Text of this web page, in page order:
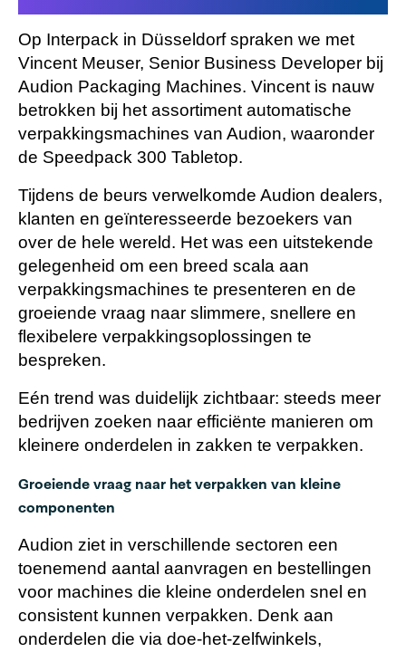
Op Interpack in Düsseldorf spraken we met
Vincent Meuser, Senior Business Developer bij
Audion Packaging Machines. Vincent is nauw
betrokken bij het assortiment automatische
verpakkingsmachines van Audion, waaronder
de Speedpack 300 Tabletop.
Tijdens de beurs verwelkomde Audion dealers,
klanten en geïnteresseerde bezoekers van
over de hele wereld. Het was een uitstekende
gelegenheid om een breed scala aan
verpakkingsmachines te presenteren en de
groeiende vraag naar slimmere, snellere en
flexibelere verpakkingsoplossingen te
bespreken.
Eén trend was duidelijk zichtbaar: steeds meer
bedrijven zoeken naar efficiënte manieren om
kleinere onderdelen in zakken te verpakken.
Groeiende vraag naar het verpakken van kleine
componenten
Audion ziet in verschillende sectoren een
toenemend aantal aanvragen en bestellingen
voor machines die kleine onderdelen snel en
consistent kunnen verpakken. Denk aan
onderdelen die via doe-het-zelfwinkels,